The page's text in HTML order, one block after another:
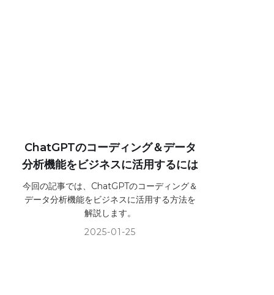
ChatGPTのコーディング＆データ
分析機能をビジネスに活用するには
今回の記事では、ChatGPTのコーディング＆
データ分析機能をビジネスに活用する方法を
解説します。
2025-01-25